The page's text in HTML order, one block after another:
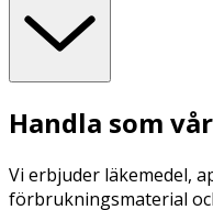
Handla som
Vi erbjuder läkemedel,
förbrukningsmaterial